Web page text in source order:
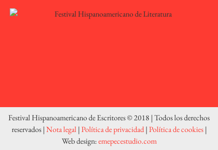
Festival Hispanoamericano de Escritores © 2018 | Todos los derechos
reservados |Nota legal|Política de privacidad|Política de cookies|
Web design:emepecestudio.com